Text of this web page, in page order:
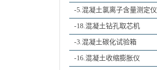
-5.混凝土氯离子含量测定仪
-18.混凝土钻孔取芯机
-3.混凝土碳化试验箱
-16.混凝土收缩膨胀仪